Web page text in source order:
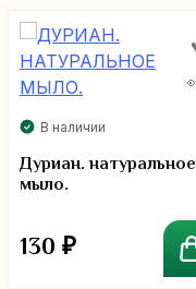
В наличии
Дуриан. натуральное
мыло.
130 ₽